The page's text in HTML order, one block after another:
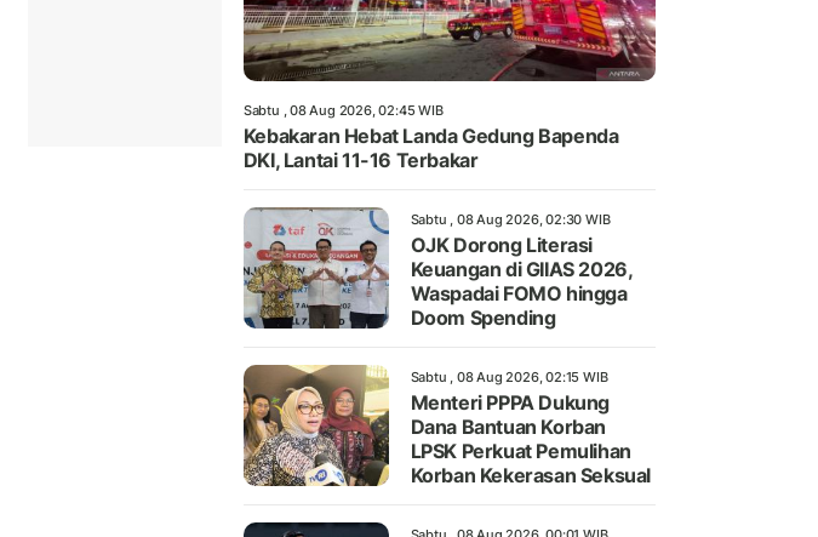
Sabtu , 08 Aug 2026, 02:45 WIB
Kebakaran Hebat Landa Gedung Bapenda
DKI, Lantai 11-16 Terbakar
Sabtu , 08 Aug 2026, 02:30 WIB
OJK Dorong Literasi
Keuangan di GIIAS 2026,
Waspadai FOMO hingga
Doom Spending
Sabtu , 08 Aug 2026, 02:15 WIB
Menteri PPPA Dukung
Dana Bantuan Korban
LPSK Perkuat Pemulihan
Korban Kekerasan Seksual